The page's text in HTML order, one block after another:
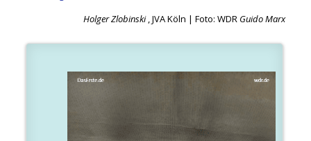
Holger Zlobinski, JVA Köln | Foto: WDR Guido Marx